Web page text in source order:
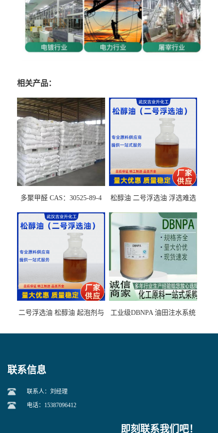
相关产品：
多聚甲醛 CAS：30525-89-4
松醇油 二号浮选油 浮选难选
二号浮选油 松醇油 起泡剂与
工业级DBNPA 油田注水系统
联系信息
联系人：刘经理
电话：15387096412
即刻联系我们吧！